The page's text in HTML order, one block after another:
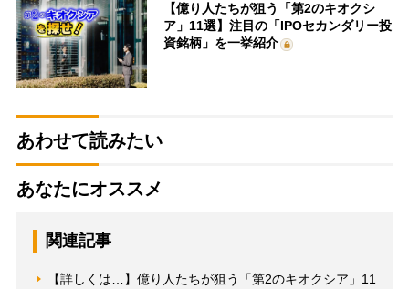
【億り人たちが狙う「第2のキオクシ
ア」11選】注目の「IPOセカンダリー投
資銘柄」を一挙紹介
あわせて読みたい
あなたにオススメ
関連記事
【詳しくは…】億り人たちが狙う「第2のキオクシア」11